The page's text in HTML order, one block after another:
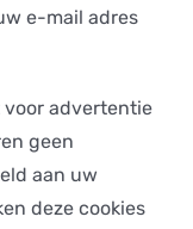
e-mail adres
voor advertentie
geen
aan uw
deze cookies